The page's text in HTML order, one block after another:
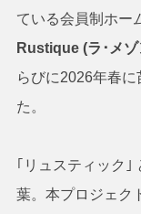
ている会員制ホー
Rustique (ラ･メ
らびに2026年春
た。
｢リュスティック｣
葉。本プロジェク